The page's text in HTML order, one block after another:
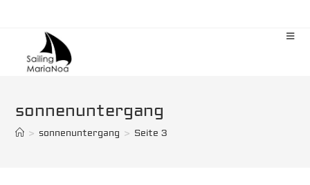
sonnenuntergang
> sonnenuntergang > Seite 3